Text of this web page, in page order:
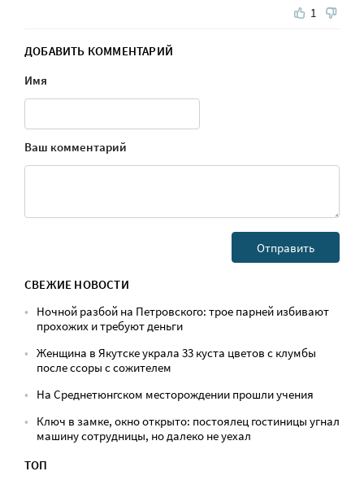
1
ДОБАВИТЬ КОММЕНТАРИЙ
Имя
Ваш комментарий
СВЕЖИЕ НОВОСТИ
Ночной разбой на Петровского: трое парней избивают
прохожих и требуют деньги
Женщина в Якутске украла 33 куста цветов с клумбы
после ссоры с сожителем
На Среднетюнгском месторождении прошли учения
Ключ в замке, окно открыто: постоялец гостиницы угнал
машину сотрудницы, но далеко не уехал
ТОП